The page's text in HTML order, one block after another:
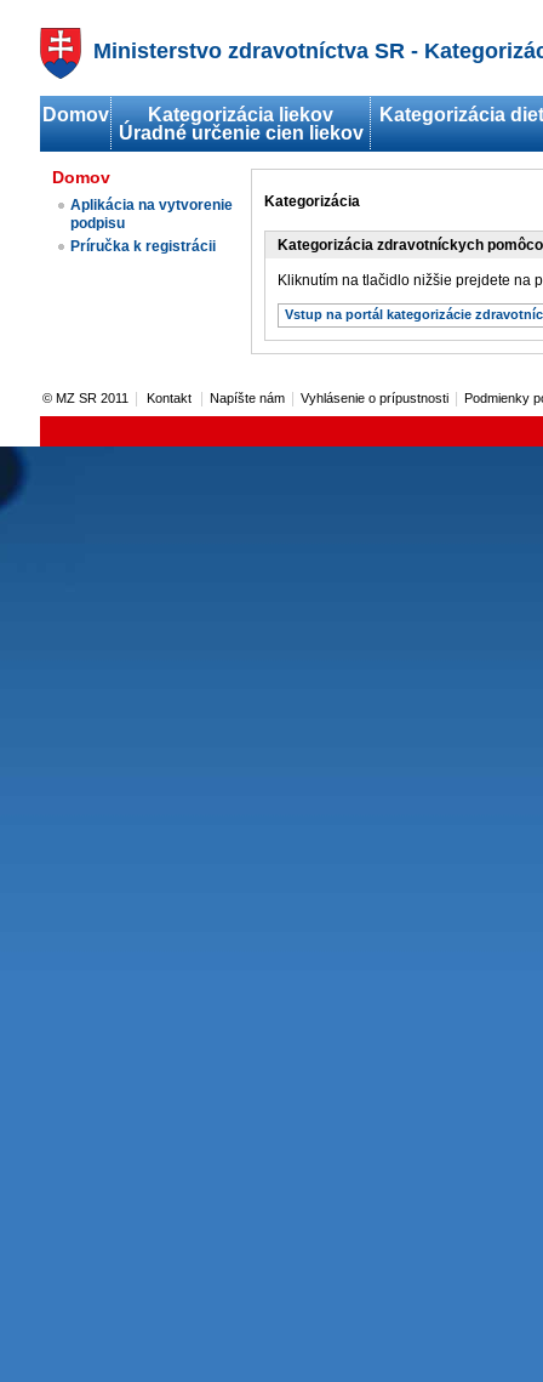
Ministerstvo zdravotníctva SR -
Domov
Kategorizácia liekov
Úradné určenie cien liekov
Kategorizácia
Domov
Aplikácia na vytvorenie
podpisu
Príručka k registrácii
Kategorizácia
Kategorizácia zdravotníckych
Kliknutím na tlačidlo nižšie prejdete na
Vstup na portál kategorizácie
© MZ SR 2011 Kontakt Napíšte nám Vyhlásenie o prípustnosti Podmienky